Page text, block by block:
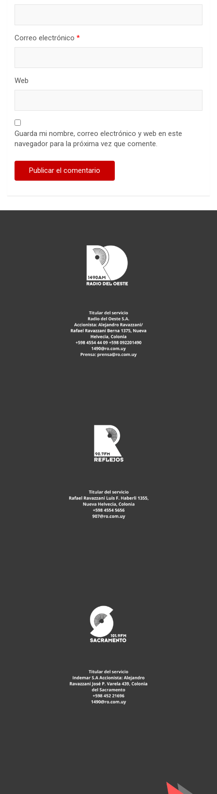
Correo electrónico *
Web
Guarda mi nombre, correo electrónico y web en este
navegador para la próxima vez que comente.